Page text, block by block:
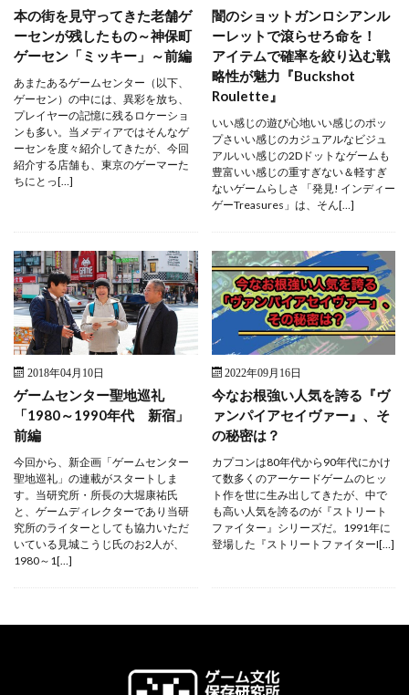
本の街を見守ってきた老舗ゲ
ーセンが残したもの～神保町
ゲーセン「ミッキー」～前編
あまたあるゲームセンター（以下、
ゲーセン）の中には、異彩を放ち、
プレイヤーの記憶に残るロケーショ
ンも多い。当メディアではそんなゲ
ーセンを度々紹介してきたが、今回
紹介する店舗も、東京のゲーマーた
ちにとっ[…]
闇のショットガンロシアンル
ーレットで滾らせろ命を！
アイテムで確率を絞り込む戦
略性が魅力『Buckshot
Roulette』
いい感じの遊び心地いい感じのポッ
プさいい感じのカジュアルなビジュ
アルいい感じの2Dドットなゲームも
豊富いい感じの重すぎない＆軽すぎ
ないゲームらしさ 「発見! インディー
ゲーTreasures」は、そん[…]
2018年04月10日
ゲームセンター聖地巡礼
「1980～1990年代 新宿」
前編
今回から、新企画「ゲームセンター
聖地巡礼」の連載がスタートしま
す。当研究所・所長の大堀康祐氏
と、ゲームディレクターであり当研
究所のライターとしても協力いただ
いている見城こうじ氏のお2人が、
1980～1[…]
2022年09月16日
今なお根強い人気を誇る『ヴ
ァンパイアセイヴァー』、そ
の秘密は？
カプコンは80年代から90年代にかけ
て数多くのアーケードゲームのヒッ
ト作を世に生み出してきたが、中で
も高い人気を誇るのが『ストリート
ファイター』シリーズだ。1991年に
登場した『ストリートファイターI[…]